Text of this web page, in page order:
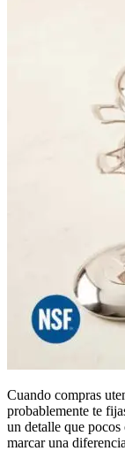
Cuando compras
probablemente te
un detalle que
marcar una